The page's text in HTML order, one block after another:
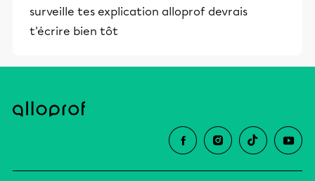
surveille tes explication alloprof devrais
t'écrire bien tôt